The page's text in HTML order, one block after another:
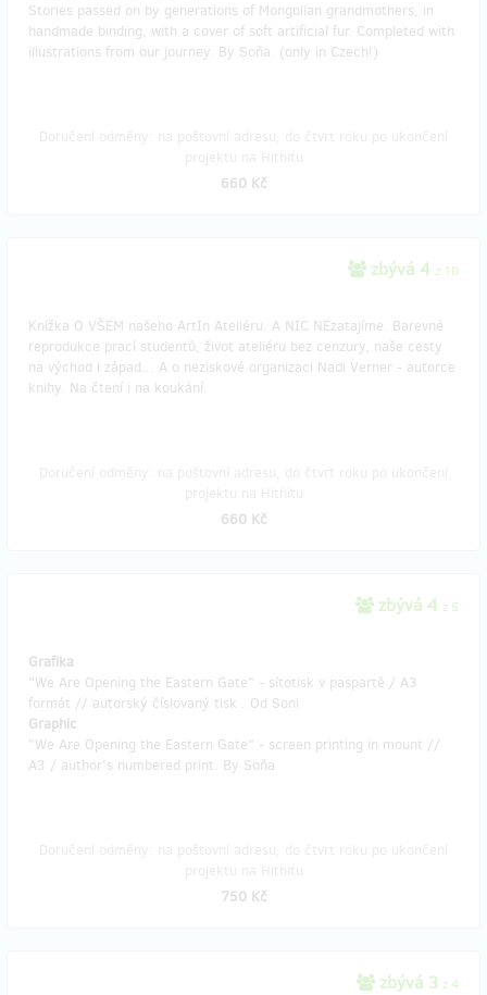
Stories passed on by generations of Mongolian grandmothers, in
handmade binding, with a cover of soft artificial fur. Completed with
illustrations from our journey. By Soňa. (only in Czech!)
660 Kč
zbývá 4 z 10
Knížka O VŠEM našeho ArtIn Ateliéru. A NIC NEzatajíme. Barevné
reprodukce prací studentů, život ateliéru bez cenzury, naše cesty
na východ i západ... A o neziskové organizaci Nadi Verner - autorce
knihy. Na čtení i na koukání.
660 Kč
zbývá 4 z 5
Grafika
"We Are Opening the Eastern Gate" - sítotisk v paspartě / A3
formát // autorský číslovaný tisk . Od Soni
Graphic
"We Are Opening the Eastern Gate" - screen printing in mount //
A3 / author's numbered print. By Soňa
750 Kč
zbývá 3 z 4